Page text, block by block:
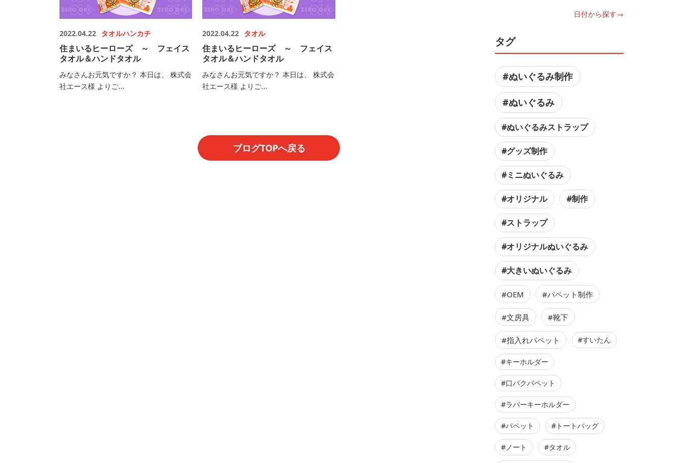
2022.04.22 タオルハンカチ
住まいるヒーローズ ～ フェイス
タオル＆ハンドタオル
みなさんお元気ですか？ 本日は、 株式会
社エース様 よりご...
2022.04.22 タオル
住まいるヒーローズ ～ フェイス
タオル＆ハンドタオル
みなさんお元気ですか？ 本日は、 株式会
社エース様 よりご...
ブログTOPへ戻る
日付から探す→
タグ
#ぬいぐるみ制作
#ぬいぐるみ
#ぬいぐるみストラップ
#グッズ制作
#ミニぬいぐるみ
#オリジナル #制作
#ストラップ
#オリジナルぬいぐるみ
#大きいぬいぐるみ
#OEM #パペット制作
#文房具 #靴下
#指入れパペット #すいたん
#キーホルダー
#口パクパペット
#ラバーキーホルダー
#パペット #トートバッグ
#ノート #タオル